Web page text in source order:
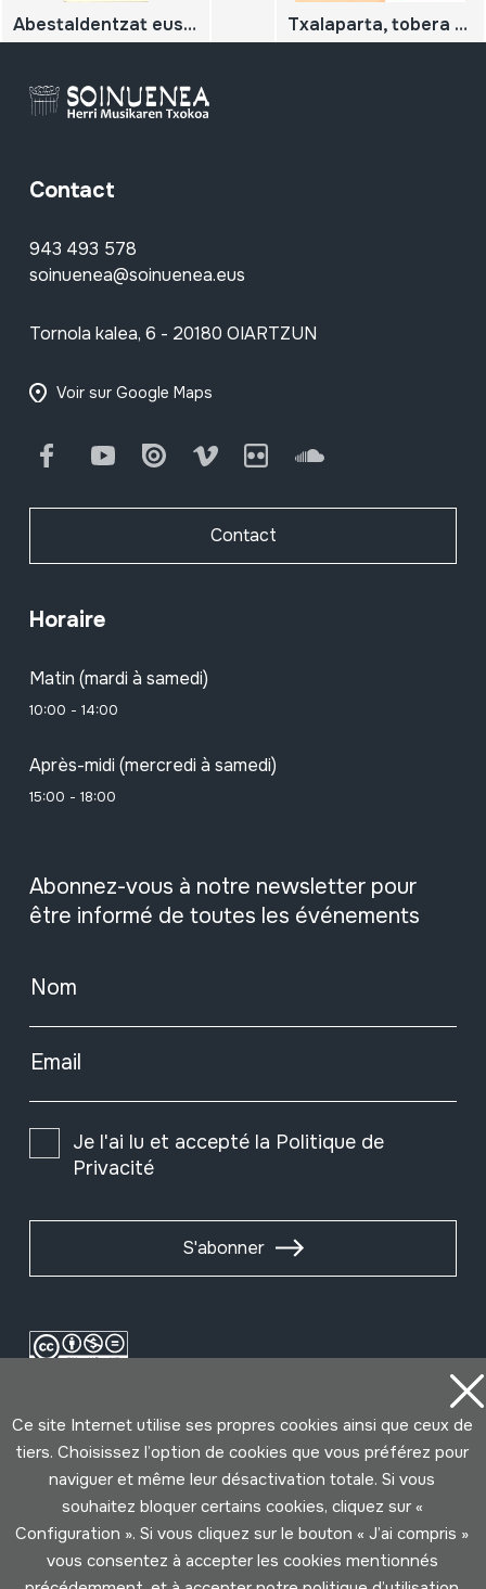
Abestaldentzat euskal abestiaren VII lehiaketa Txalaparta, tobera eta adarrarekin lotutako dokumentuak.
Contact
943 493 578
soinuenea@soinuenea.eus
Tornola kalea, 6 - 20180 OIARTZUN
Voir sur Google Maps
FacebookYoutube Issuu Vimeo Flickr SoundCloud
Contact
Horaire
Matin (mardi à samedi)
10:00 - 14:00
Après-midi (mercredi à samedi)
15:00 - 18:00
Abonnez-vous à notre newsletter pour
être informé de toutes les événements
Nom
Email
Je l'ai lu et accepté la Politique de
Privacité
S'abonner
Conditions d'Utilisation
Politique de Privacité
Cookies politique
Ce site Internet utilise ses propres cookies ainsi que ceux de
tiers. Choisissez l’option de cookies que vous préférez pour
naviguer et même leur désactivation totale. Si vous
souhaitez bloquer certains cookies, cliquez sur «
Configuration ». Si vous cliquez sur le bouton « J’ai compris »
vous consentez à accepter les cookies mentionnés